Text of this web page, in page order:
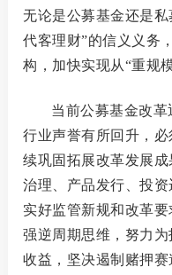
无论是公募基金还是
代客理财”的信义义务
构，加快实现从“重规
当前公募基金改革
行业声誉有所回升，
续巩固拓展改革发展成
治理、产品发行、投
实好监管新规和改革
强逆周期思维，努力
收益，坚决遏制赌押